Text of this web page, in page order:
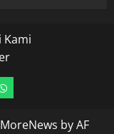
Kami
MoreNews by AF